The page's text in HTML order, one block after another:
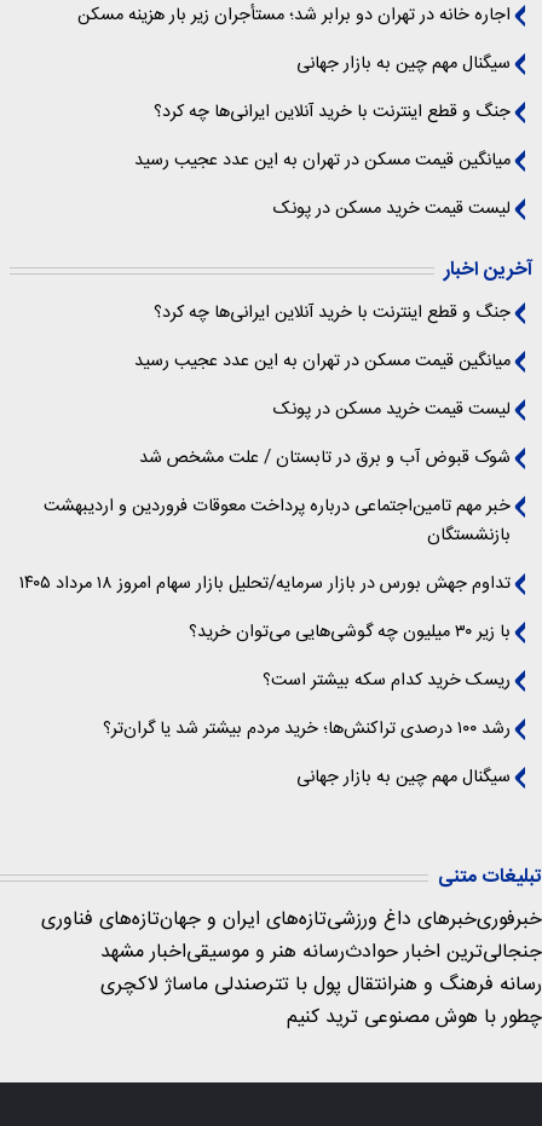
اجاره خانه در تهران دو برابر شد؛ مستأجران زیر بار هزینه مسکن
سیگنال‌ مهم چین به بازار جهانی
جنگ و قطع اینترنت با خرید آنلاین ایرانی‌ها چه کرد؟
میانگین قیمت مسکن در تهران به این عدد عجیب رسید
لیست قیمت خرید مسکن در پونک
آخرین اخبار
جنگ و قطع اینترنت با خرید آنلاین ایرانی‌ها چه کرد؟
میانگین قیمت مسکن در تهران به این عدد عجیب رسید
لیست قیمت خرید مسکن در پونک
شوک قبوض آب و برق در تابستان / علت مشخص شد
خبر مهم تامین‌اجتماعی درباره پرداخت معوقات فروردین و اردیبهشت
بازنشستگان
تداوم جهش بورس در بازار سرمایه/تحلیل بازار سهام امروز ۱۸ مرداد ۱۴۰۵
با زیر ۳۰ میلیون چه گوشی‌هایی می‌توان خرید؟
ریسک خرید کدام سکه بیشتر است؟
رشد ۱۰۰ درصدی تراکنش‌ها؛ خرید مردم بیشتر شد یا گران‌تر؟
سیگنال‌ مهم چین به بازار جهانی
تبلیغات متنی
خبرفوریخبرهای داغ ورزشیتازه‌های ایران و جهانتازه‌های فناوری
جنجالی‌ترین اخبار حوادثرسانه هنر و موسیقیاخبار مشهد
رسانه فرهنگ و هنرانتقال پول با تترصندلی ماساژ لاکچری
چطور با هوش مصنوعی ترید کنیم